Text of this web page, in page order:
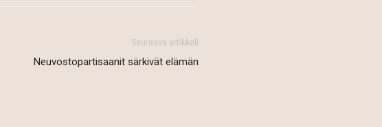
Seuraava artikkeli
Neuvostopartisaanit särkivät elämän